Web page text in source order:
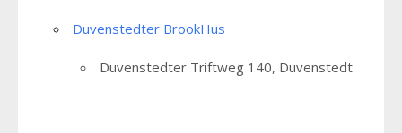
Duvenstedter BrookHus
Duvenstedter Triftweg 140, Duvenstedt